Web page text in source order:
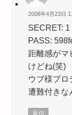
2008年4月23日
SECRET: 1
PASS:
距離感がマ
けどね(笑)
ウブ様プロ
遭難付きな
返信